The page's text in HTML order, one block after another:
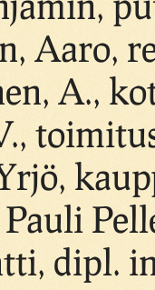
Aaro,
A.,
dipl.